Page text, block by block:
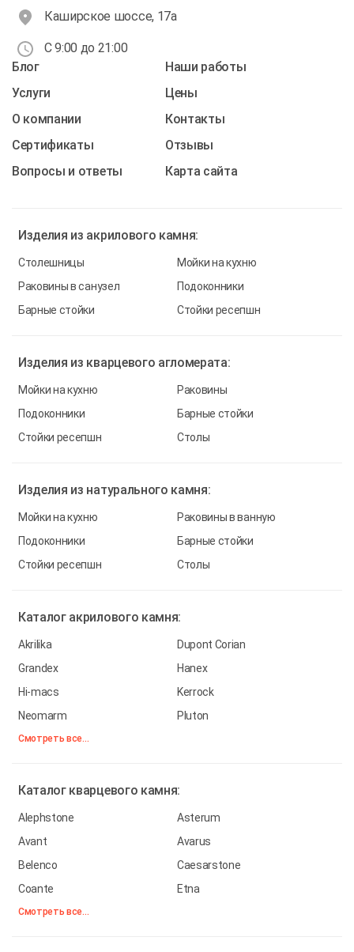
Каширское шоссе, 17а
С 9:00 до 21:00
Блог
Наши работы
Услуги
Цены
О компании
Контакты
Cертификаты
Отзывы
Вопросы и ответы
Карта сайта
Изделия из акрилового камня:
Столешницы
Мойки на кухню
Раковины в санузел
Подоконники
Барные стойки
Стойки ресепшн
Изделия из кварцевого агломерата:
Мойки на кухню
Раковины
Подоконники
Барные стойки
Стойки ресепшн
Столы
Изделия из натурального камня:
Мойки на кухню
Раковины в ванную
Подоконники
Барные стойки
Стойки ресепшн
Столы
Каталог акрилового камня:
Akrilika
Dupont Corian
Grandex
Hanex
Hi-macs
Kerrock
Neomarm
Pluton
Смотреть все...
Каталог кварцевого камня:
Alephstone
Asterum
Avant
Avarus
Belenco
Caesarstone
Coante
Etna
Смотреть все...